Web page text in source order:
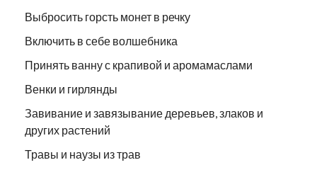
Выбросить горсть монет в речку
Включить в себе волшебника
Принять ванну с крапивой и аромамаслами
Венки и гирлянды
Завивание и завязывание деревьев, злаков и
других растений
Травы и наузы из трав